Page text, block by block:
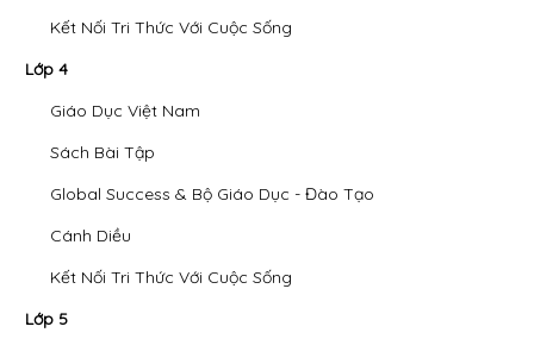
Kết Nối Tri Thức Với Cuộc Sống
Lớp 4
Giáo Dục Việt Nam
Sách Bài Tập
Global Success & Bộ Giáo Dục - Đào Tạo
Cánh Diều
Kết Nối Tri Thức Với Cuộc Sống
Lớp 5